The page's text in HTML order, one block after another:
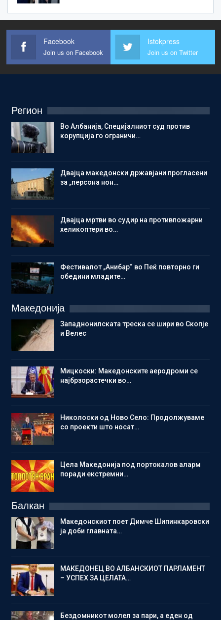
Facebook
Join us on Facebook
Istokpress
Join us on Twitter
Регион
Во Албанија, Специјалниот суд против
корупција го ограничи…
Двајца македонски државјани прогласени
за „персона нон…
Двајца мртви во судир на противпожарни
хеликоптери во…
Фестивалот „Анибар“ во Пеќ повторно ги
обедини младите…
Македонија
Западнонилската треска се шири во Скопје
и Велес
Мицкоски: Македонските аеродроми се
најбрзорастечки во…
Николоски од Ново Село: Продолжуваме
со проекти што носат…
Цела Македонија под портокалов аларм
поради екстремни…
Балкан
Македонскиот поет Димче Шипинкаровски
ја доби главната…
МАКЕДОНЕЦ ВО АЛБАНСКИОТ ПАРЛАМЕНТ
– УСПЕХ ЗА ЦЕЛАТА…
Бездомникот молел за пари, а еден од